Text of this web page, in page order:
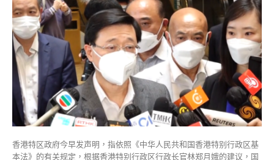
超：
明
日
开
记
者
会
交
代
下
一
步
工
香港特区政府今早发声明，指依照《中华人民共和国香港特别行政区基
本法》的有关规定，根据香港特别行政区行政长官林郑月娥的建议，国